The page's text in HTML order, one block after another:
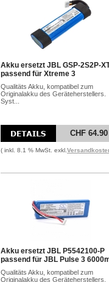
Akku ersetzt JBL GSP-2S2P-
passend für Xtreme 3
Qualitäts Akku, kompatibel zum
Originalakku des Geräteherstellers.
Syst...
CHF 64.90
( inkl. 8.1 % MwSt. exkl.
Akku ersetzt JBL P5542100-P
passend für JBL Pulse 3
Qualitäts Akku, kompatibel zum
Originalakku des Geräteherstellers.